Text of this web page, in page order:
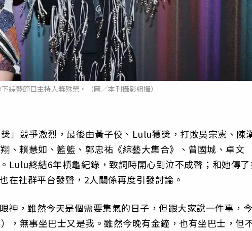
綜藝節目主持人獎殊榮。（圖／本刊攝影組攝）
」競爭激烈，最後由黃子佼、Lulu獲獎，打敗吳宗憲、陳
、賴慧如、籃籃、郭忠祐《綜藝大集合》、曾國城、卓文
Lulu終結6年槓龜紀錄，致詞時開心到泣不成聲；和她傳
在社群平台發聲，2人關係再度引發討論。
神，雖然今天是個需要集氣的日子，但跟大家說一件事，今
，無事坐巴士又是我。雖然今晚有金鐘，也有坐巴士，但